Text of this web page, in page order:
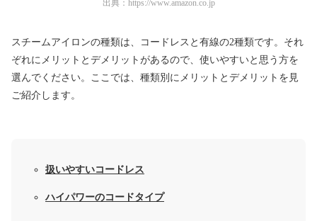
出典： https://www.amazon.co.jp
スチームアイロンの種類は、コードレスと有線の2種類です。それ
ぞれにメリットとデメリットがあるので、使いやすいと思う方を
選んでください。ここでは、種類別にメリットとデメリットを見
ご紹介します。
扱いやすいコードレス
ハイパワーのコードタイプ